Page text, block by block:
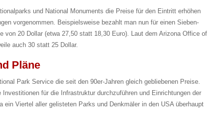
und National Monuments die Preise für den Eintritt erhöhen
vorgenommen. Beispielsweise bezahlt man nun für einen Sieben-
von 20 Dollar (etwa 27,50 statt 18,30 Euro). Laut dem Arizona Office of
auch 30 statt 25 Dollar.
Pläne
Park Service die seit den 90er-Jahren gleich gebliebenen Preise.
für die Infrastruktur durchzuführen und Einrichtungen der
ein Viertel aller gelisteten Parks und Denkmäler in den USA überhaupt